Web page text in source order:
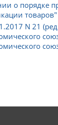
о порядке
товаров"
N 21